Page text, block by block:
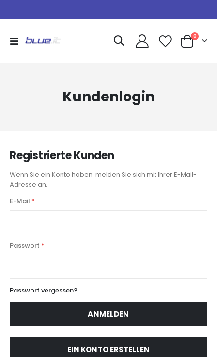
Navigation
Warenkorb
0Artikel
Kundenlogin
Registrierte Kunden
Wenn Sie ein Konto haben, melden Sie sich mit Ihrer E-Mail-
Adresse an.
E-Mail
Passwort
Passwort vergessen?
ANMELDEN
EIN KONTO ERSTELLEN